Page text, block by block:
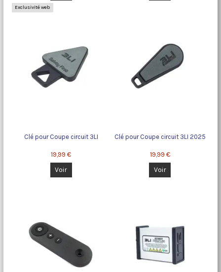
Exclusivité web
Clé pour Coupe circuit 3LI
19,99 €
Voir
Clé pour Coupe circuit 3LI 2025
19,99 €
Voir